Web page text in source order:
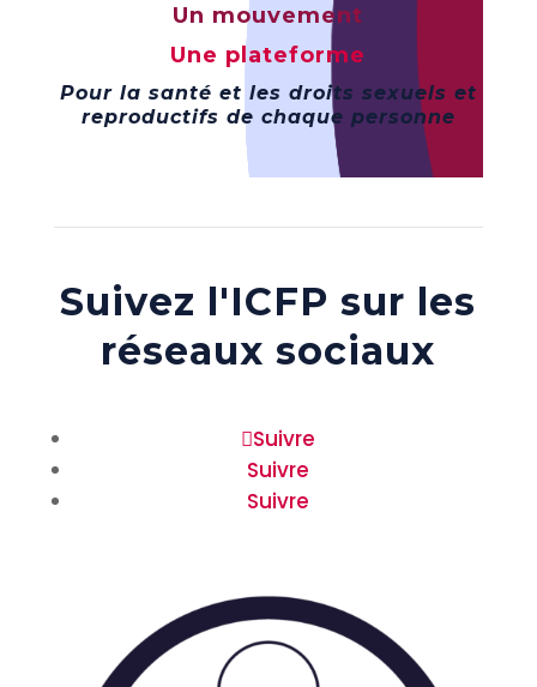
Un mouvement
Une plateforme
Pour la santé et les droits sexuels et
reproductifs de chaque personne
Suivez l'ICFP sur les
réseaux sociaux
Suivre
Suivre
Suivre